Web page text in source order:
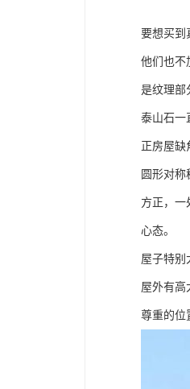
要想买到
他们也不
是纹理部
泰山石一
正房屋缺
圆形对
方正，一
心态。
屋子特别
屋外有高
尊重的位